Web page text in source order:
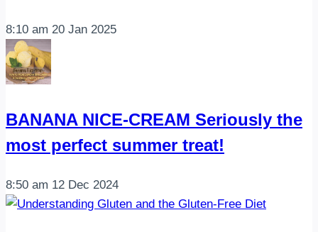
8:10 am 20 Jan 2025
BANANA NICE-CREAM Seriously the
most perfect summer treat!
8:50 am 12 Dec 2024